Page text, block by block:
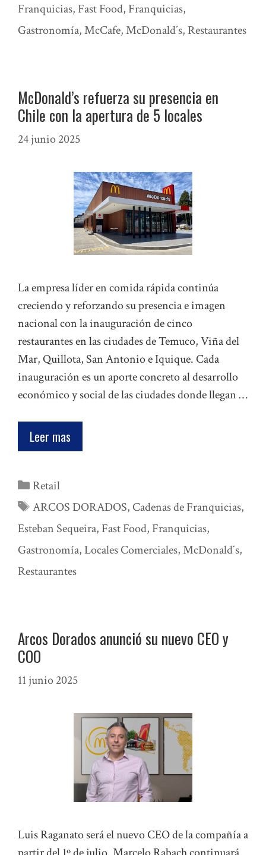
Franquicias, Fast Food, Franquicias,
Gastronomía,McCafe,McDonald´s, Restaurantes
McDonald’s refuerza su presencia en
Chile con la apertura de 5 locales
24 junio 2025
La empresa líder en comida rápida continúa
creciendo y reforzando su presencia e imagen
nacional con la inauguración de cinco
restaurantes en las ciudades de Temuco, Viña del
Mar, Quillota, San Antonio e Iquique. Cada
inauguración es un aporte concreto al desarrollo
económico y social de las ciudades donde llegan …
Leer mas
Categorías
Retail
Etiquetas
ARCOS DORADOS, Cadenas de Franquicias,
Esteban Sequeira, Fast Food, Franquicias,
Gastronomía,Locales Comerciales,McDonald´s,
Restaurantes
Arcos Dorados anunció su nuevo CEO y
COO
11 junio 2025
Luis Raganato será el nuevo CEO de la compañía a